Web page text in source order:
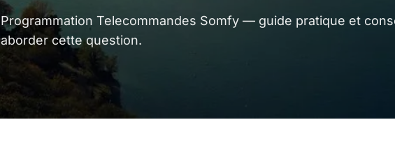
Programmation Telecommandes Somfy — guide pratique et
aborder cette question.